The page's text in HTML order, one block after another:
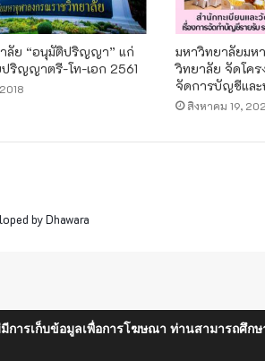
ลัย “อนุมัติปริญญา” แก่
ริญญาตรี-โท-เอก 2561
มหาวิทยาลัยมห
วิทยาลัย จัดโค
จัดการบัญชีแล
สิงหาคม 19,
by Dhawara
การเก็บข้อมูลเพื่อการโฆษณา ท่านสามารถศึกษ